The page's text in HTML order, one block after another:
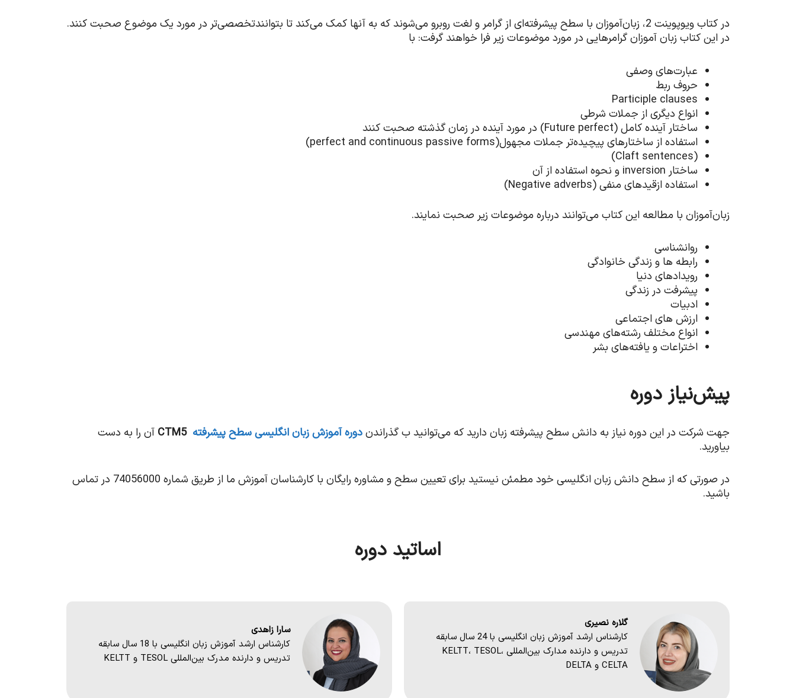
در کتاب ویوپوینت 2، زبان‌آموزان با سطح پیشرفته‌ای از گرامر و لغت روبرو می‌شوند که به آنها کمک می‌کند تا بتوانندتخصصی‌تر در مورد یک موضوع صحبت کنند.
در این کتاب زبان آموزان گرامرهایی در مورد موضوعات زیر فرا خواهند گرفت: با
عبارت‌های وصفی
حروف ربط
Participle clauses
انواع دیگری از جملات شرطی
ساختار آینده کامل (Future perfect) در مورد آینده در زمان گذشته صحبت کنند
استفاده از ساختار‌های پیچیده‌تر جملات مجهول(perfect and continuous passive forms)
(Claft sentences)
ساختار inversion و نحوه استفاده از آن
استفاده ازقید‌های منفی (Negative adverbs)
زبان‌آموزان با مطالعه این کتاب می‌توانند درباره موضوعات زیر صحبت نمایند.
روانشناسی
رابطه ها و زندگی خانوادگی
رویداد‌های دنیا
پیشرفت در زندگی
ادبیات
ارزش های اجتماعی
انواع مختلف رشته‌های مهندسی
اختراعات و یافته‌های بشر
پیش‌نیاز دوره
جهت شرکت در این دوره نیاز به دانش سطح پیشرفته زبان دارید که می‌توانید ب گذراندندوره آموزش زبان انگلیسی سطح پیشرفته CTM5
آن را به دست
بیاورید.
در صورتی که از سطح دانش زبان انگلیسی خود مطمئن نیستید برای تعیین سطح و مشاوره رایگان با کارشناسان آموزش ما از طریق شماره 74056000 در تماس
باشید.
اساتید دوره
گلاره نصیری
کارشناس ارشد آموزش زبان انگلیسی با 24 سال سابقه
تدریس و دارنده مدارک بین‌المللی KELTT، TESOL،
CELTA و DELTA
سارا زاهدی
کارشناس ارشد آموزش زبان انگلیسی با 18 سال سابقه
تدریس و دارنده مدرک بین‌المللی TESOL و KELTT